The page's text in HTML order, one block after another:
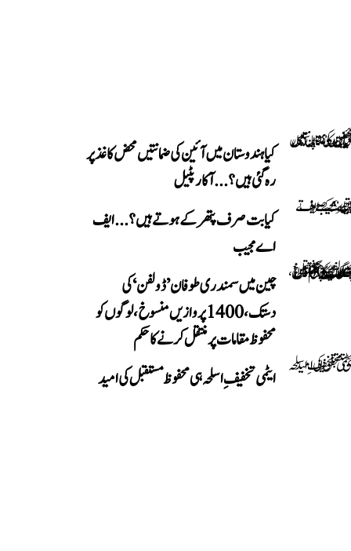
کیا ہندوستان میں آئین کی ضمانتیں محض کاغذ پر
رہ گئی ہیں؟...آکار پٹیل
کیا بت صرف پتھر کے ہوتے ہیں؟...ایف
اے مجیب
چین میں سمندری طوفان ’ڈولفن‘ کی
دستک، 1400 پروازیں منسوخ، لوگوں کو
محفوظ مقامات پر منتقل کرنے کا حکم
ایٹمی تخفیفِ اسلحہ ہی محفوظ مستقبل کی امید